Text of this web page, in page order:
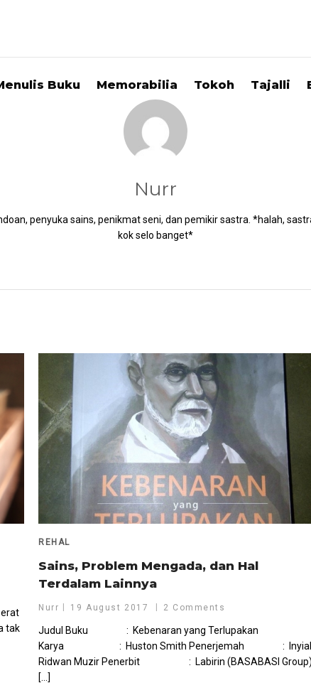
Buku Memorabilia Tokoh Tajalli
Nurr
penyuka sains, penikmat seni, dan pemikir sastra. *halah,
kok selo banget*
tak
REHAL
Sains, Problem Mengada, dan Hal
Terdalam Lainnya
Nurr 19 August 2017 2 Comments
Judul Buku : Kebenaran yang Terlupakan
Karya : Huston Smith Penerjemah :
Ridwan Muzir Penerbit : Labirin (BASABASI
[…]